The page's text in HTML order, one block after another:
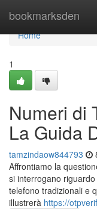
bookmarksden
Home
Home
1
Numeri di
La Guida
tamzindaow844793
Affrontiamo la
si interrogano
telefono tradizionali e
illustrerà https://